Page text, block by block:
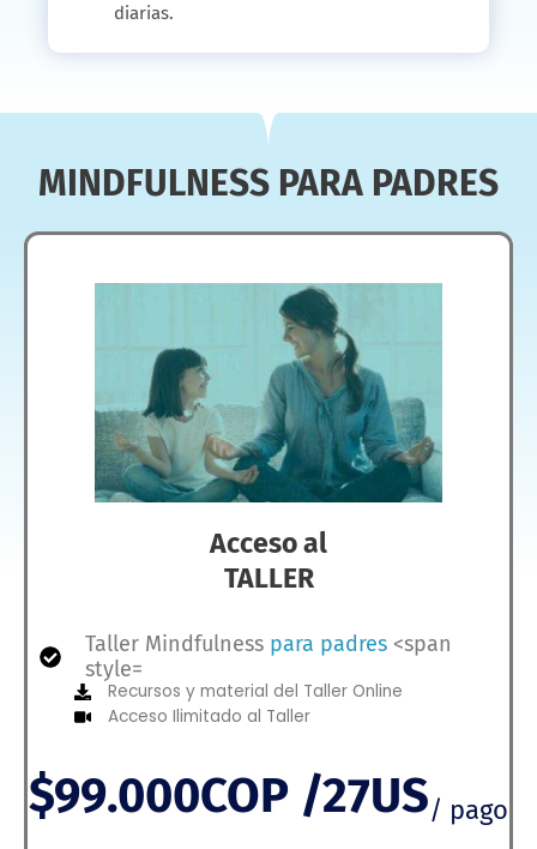
diarias.
MINDFULNESS PARA PADRES
Acceso al
TALLER
Taller Mindfulnesspara padres <span
style=
​​Recursos y material del Taller Online
Acceso Ilimitado al Taller
$99.000COP /27US/ pago